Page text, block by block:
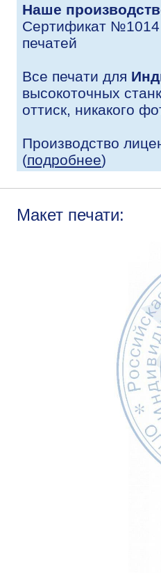
Наше
Сертификат
печатей
Все печати для
высокоточных
оттиск, никакого
Производство
(подробнее)
Макет печати: